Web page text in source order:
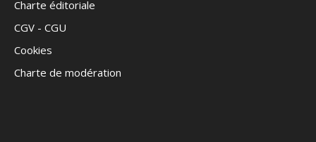
Charte éditoriale
CGV - CGU
Cookies
Charte de modération